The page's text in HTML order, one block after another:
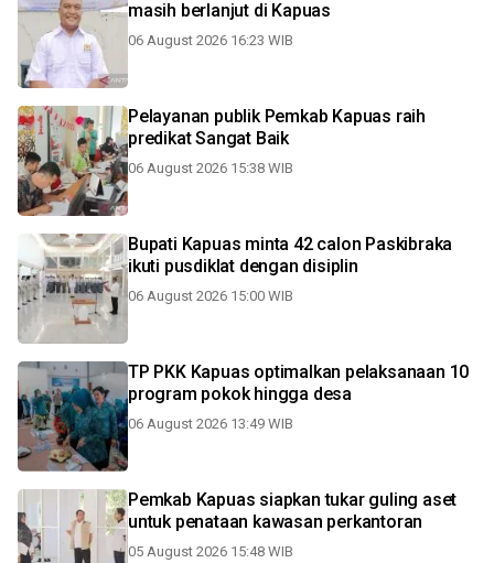
masih berlanjut di Kapuas
06 August 2026 16:23 WIB
Pelayanan publik Pemkab Kapuas raih
predikat Sangat Baik
06 August 2026 15:38 WIB
Bupati Kapuas minta 42 calon Paskibraka
ikuti pusdiklat dengan disiplin
06 August 2026 15:00 WIB
TP PKK Kapuas optimalkan pelaksanaan 10
program pokok hingga desa
06 August 2026 13:49 WIB
Pemkab Kapuas siapkan tukar guling aset
untuk penataan kawasan perkantoran
05 August 2026 15:48 WIB